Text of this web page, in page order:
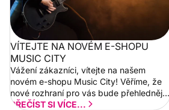
VÍTEJTE NA NOVÉM E-SHOPU
MUSIC CITY
Vážení zákazníci, vítejte na našem
novém e-shopu Music City! Věříme, že
nové rozhraní pro vás bude přehlednější
a rychlejší. Postupně budeme přidávat
PŘEČÍST SI VÍCE...